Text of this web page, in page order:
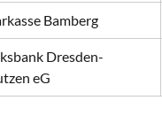
Bamberg
Dresden-
eG